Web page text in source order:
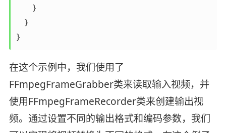
        }
    }
}
在这个示例中，我们使用了​​
FFmpegFrameGrabber​​类来读取输入视频，并
使用​​FFmpegFrameRecorder​​类来创建输出视
频。通过设置不同的输出格式和编码参数，我们